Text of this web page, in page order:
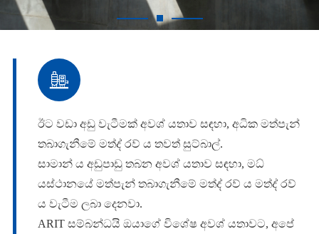

ඊට වඩා අඩු වැටීමක් අවශ් යතාව සඳහා, අධික මත්පැන්
තබාගැනීමේ මත්ද් රව් ය තවත් සුට්බාල්.
සාමාන් ය අඩුපාඩු තබන අවශ් යතාව සඳහා, මධ්
යස්ථානයේ මත්පැන් තබාගැනීමේ මත්ද් රව් ය මත්ද් රව්
ය වැටීම ලබා දෙනවා.
ARIT සම්බන්ධයි ඔයාගේ විශේෂ අවශ් යතාවට, අපේ